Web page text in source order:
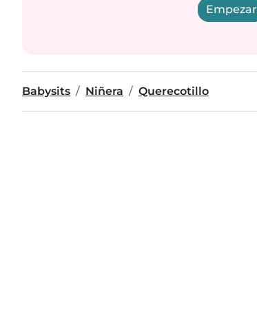
Empezar
Babysits Niñera Querecotillo